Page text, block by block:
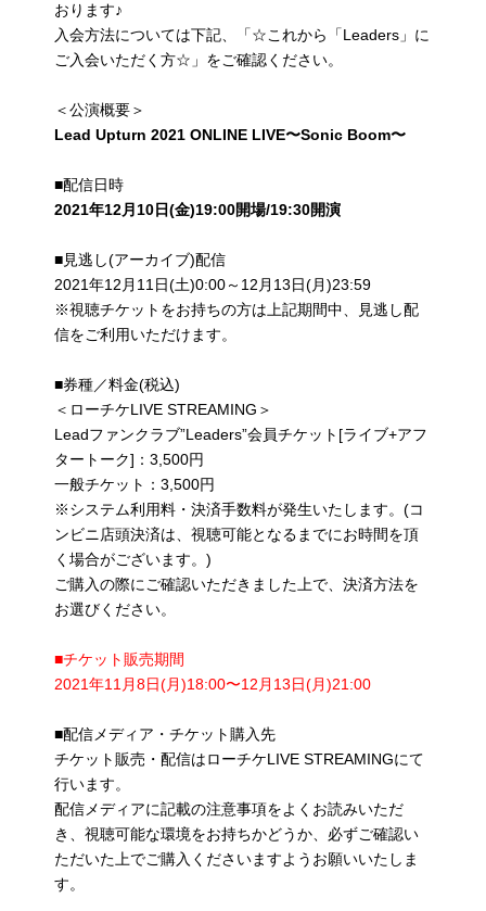
おります♪
入会方法については下記、「☆これから「Leaders」に
ご入会いただく方☆」をご確認ください。
＜公演概要＞
Lead Upturn 2021 ONLINE LIVE〜Sonic Boom〜
■配信日時
2021年12月10日(金)19:00開場/19:30開演
■見逃し(アーカイブ)配信
2021年12月11日(土)0:00～12月13日(月)23:59
※視聴チケットをお持ちの方は上記期間中、見逃し配
信をご利用いただけます。
■券種／料金(税込)
＜ローチケLIVE STREAMING＞
Leadファンクラブ”Leaders”会員チケット[ライブ+アフ
タートーク]：3,500円
一般チケット：3,500円
※システム利用料・決済手数料が発生いたします。(コ
ンビニ店頭決済は、視聴可能となるまでにお時間を頂
く場合がございます。)
ご購入の際にご確認いただきました上で、決済方法を
お選びください。
■チケット販売期間
2021年11月8日(月)18:00〜12月13日(月)21:00
■配信メディア・チケット購入先
チケット販売・配信はローチケLIVE STREAMINGにて
行います。
配信メディアに記載の注意事項をよくお読みいただ
き、視聴可能な環境をお持ちかどうか、必ずご確認い
ただいた上でご購入くださいますようお願いいたしま
す。